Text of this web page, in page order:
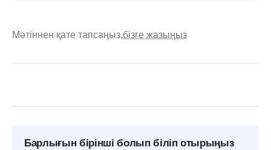
Мәтіннен қате тапсаңыз,бізге жазыңыз
Барлығын бірінші болып біліп отырыңыз